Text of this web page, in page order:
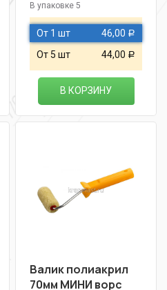
В упаковке 5
От 1 шт 46,00 Р
От 5 шт 44,00 Р
В КОРЗИНУ
Валик полиакрил
70мм МИНИ ворс